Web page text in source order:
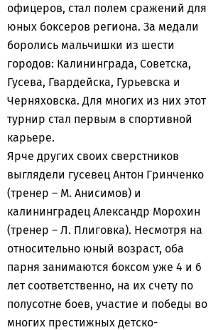
офицеров, стал полем сражений для
юных боксеров региона. За медали
боролись мальчишки из шести
городов: Калининграда, Советска,
Гусева, Гвардейска, Гурьевска и
Черняховска. Для многих из них этот
турнир стал первым в спортивной
карьере.
Ярче других своих сверстников
выглядели гусевец Антон Гринченко
(тренер – М. Анисимов) и
калининградец Александр Морохин
(тренер – Л. Плиговка). Несмотря на
относительно юный возраст, оба
парня занимаются боксом уже 4 и 6
лет соответственно, на их счету по
полусотне боев, участие и победы во
многих престижных детско-